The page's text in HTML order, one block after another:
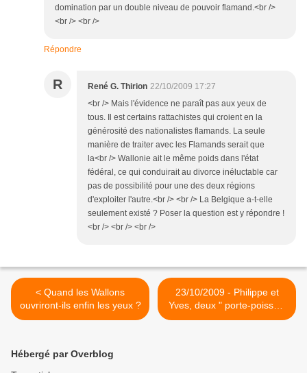
domination par un double niveau de pouvoir flamand.<br />
<br /> <br />
Répondre
R René G. Thirion 22/10/2009 17:27
<br /> Mais l'évidence ne paraît pas aux yeux de
tous. Il est certains rattachistes qui croient en la
générosité des nationalistes flamands. La seule
manière de traiter avec les Flamands serait que
la<br /> Wallonie ait le même poids dans l'état
fédéral, ce qui conduirait au divorce inéluctable car
pas de possibilité pour une des deux régions
d'exploiter l'autre.<br /> <br /> La Belgique a-t-elle
seulement existé ? Poser la question est y répondre !
<br /> <br /> <br />
< Quand les Wallons
ouvriront-ils enfin les yeux ?
23/10/2009 - Philippe et
Yves, deux " porte-poisse "
? >
Hébergé par Overblog